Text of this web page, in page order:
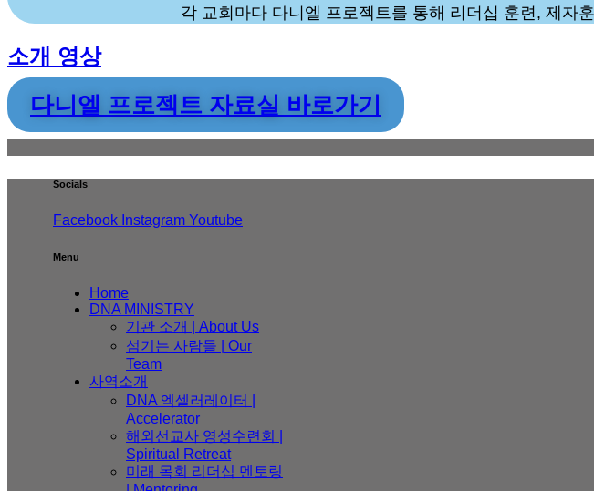
각 교회마다 다니엘 프로젝트를 통해 리더십 훈련, 제자
소개 영상
다니엘 프로젝트 자료실 바로가기
Socials
Facebook Instagram Youtube
Menu
Home
DNA MINISTRY
기관 소개 | About Us
섬기는 사람들 | Our
Team
사역소개
DNA 엑셀러레이터​ |
Accelerator
해외선교사 영성수련회 |
Spiritual Retreat
미래 목회 리더십 멘토링